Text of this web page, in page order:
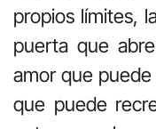
propios límites,
puerta que
amor que
que puede